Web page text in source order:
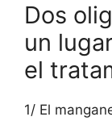
Dos
un
el
1/ El